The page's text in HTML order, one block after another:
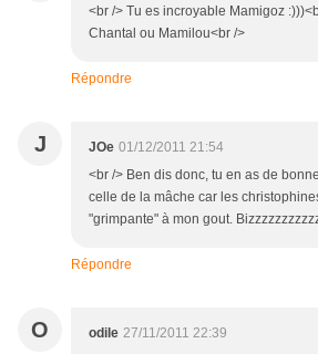
<br /> Tu es incroyable Mamigoz
Chantal ou Mamilou<br />
Répondre
J JOe 01/12/2011 21:54
<br /> Ben dis donc, tu en as de
celle de la mâche car les
"grimpante" à mon gout.
Répondre
O odile 27/11/2011 22:39